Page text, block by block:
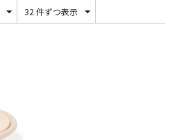
32 件ずつ表示